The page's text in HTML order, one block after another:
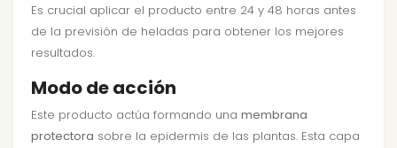
Es crucial aplicar el producto entre 24 y 48 horas antes
de la previsión de heladas para obtener los mejores
resultados.
Modo de acción
Este producto actúa formando una membrana
protectora sobre la epidermis de las plantas. Esta capa